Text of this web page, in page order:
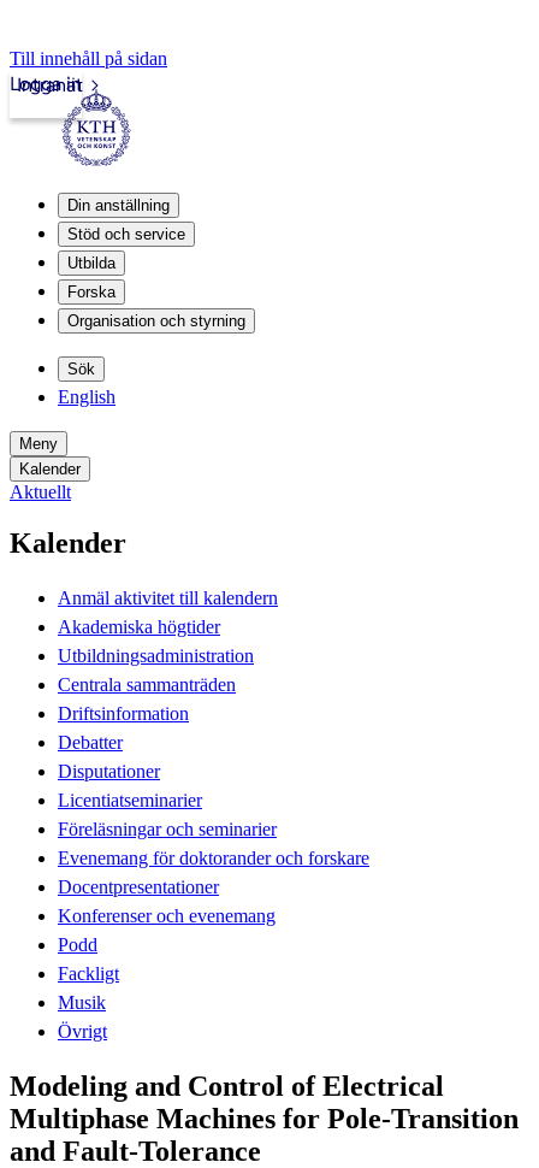
Till innehåll på sidan
Intranät
Logga in
Din anställning
Stöd och service
Utbilda
Forska
Organisation och styrning
Sök
English
Meny
Kalender
Aktuellt
Kalender
Anmäl aktivitet till kalendern
Akademiska högtider
Utbildningsadministration
Centrala sammanträden
Driftsinformation
Debatter
Disputationer
Licentiatseminarier
Föreläsningar och seminarier
Evenemang för doktorander och forskare
Docentpresentationer
Konferenser och evenemang
Podd
Fackligt
Musik
Övrigt
Modeling and Control of Electrical
Multiphase Machines for Pole-Transition
and Fault-Tolerance